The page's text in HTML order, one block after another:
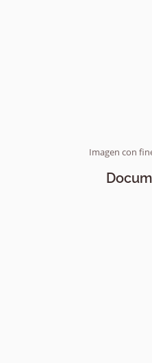
Imagen con